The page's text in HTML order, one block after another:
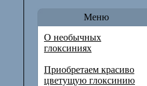
Меню
О необычных
глоксиниях
Приобретаем красиво
цветущую глоксинию